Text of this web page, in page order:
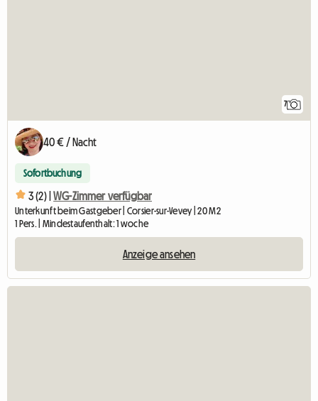
7
40 € / Nacht
Sofortbuchung
3 (2) | WG-Zimmer verfügbar
Unterkunft beim Gastgeber | Corsier-sur-Vevey | 20 M2
1 Pers. | Mindestaufenthalt: 1 woche
Anzeige ansehen